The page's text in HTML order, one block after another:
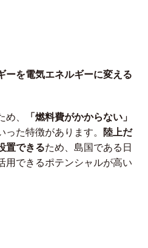
ーを電気エネルギーに変える
め、
「燃料費がかからない」
った特徴があります。 陸上だ
置できるため、島国である日
用できるポテンシャルが高い